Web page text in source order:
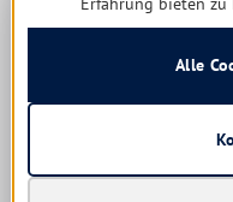
für die
Alle